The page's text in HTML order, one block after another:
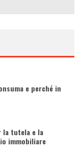
e perché in
la tutela e la
immobiliare